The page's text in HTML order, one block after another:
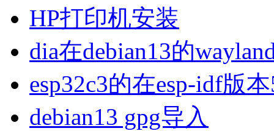
HP打印机安装
dia在debian13的
esp32c3的在esp-idf版
debian13 gpg导入